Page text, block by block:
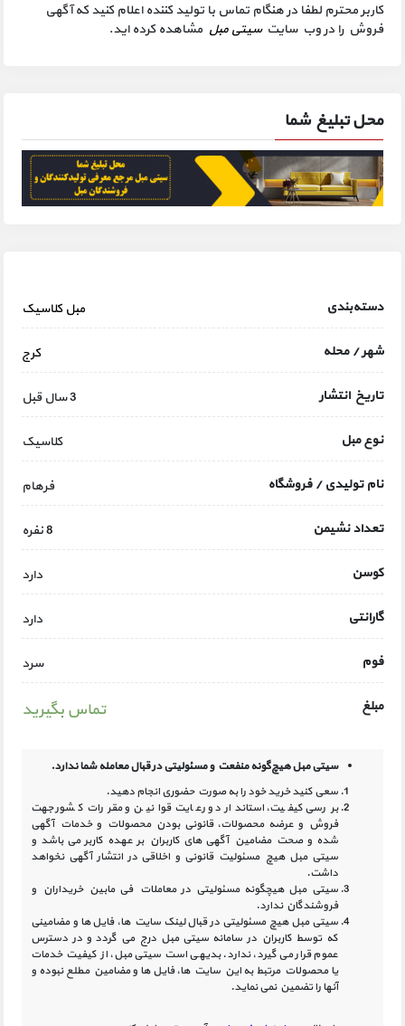
کاربر محترم لطفا در هنگام تماس با تولید کننده اعلام کنید که آگهی
فروش را در وب سایتسیتی مبل مشاهده کرده اید.
محل تبلیغ شما
دسته‌بندی مبل کلاسیک
شهر / محله کرج
تاریخ انتشار 3 سال قبل
نوع مبل کلاسیک
نام تولیدی / فروشگاه فرهام
تعداد نشیمن 8 نفره
کوسن دارد
گارانتی دارد
فوم سرد
مبلغ تماس بگیرید
سیتی مبل هیچ‌گونه منفعت و مسئولیتی درقبال معامله شما ندارد.
سعی کنید خرید خود را به صورت حضوری انجام دهید.
بررسی کیفیت، استاندارد و رعایت قوانین و مقررات کشور جهت
فروش و عرضه محصولات، قانونی بودن محصولات و خدمات آگهی
شده و صحت مضامین آگهی‏ های کاربران بر عهده کاربر می باشد و
سیتی مبل هیچ مسئولیت قانونی و اخلاقی در انتشار آگهی نخواهد
داشت.
سیتی مبل هیچگونه مسئولیتی در معاملات فی مابین خریداران و
فروشندگان ندارد.
سیتی مبل هیچ مسئولیتی در قبال لینک‏ سایت ‏ها، فایل ‏ها و مضامینی
که توسط کاربران در سامانه‏ سیتی مبل درج می گردد و در دسترس
عموم قرار می گیرد، ندارد. بدیهی است سیتی مبل، از کیفیت خدمات
یا محصولات مرتبط به این سایت‏ ها، فایل ها و مضامین مطلع نبوده و
آنها را تضمین نمی نماید.